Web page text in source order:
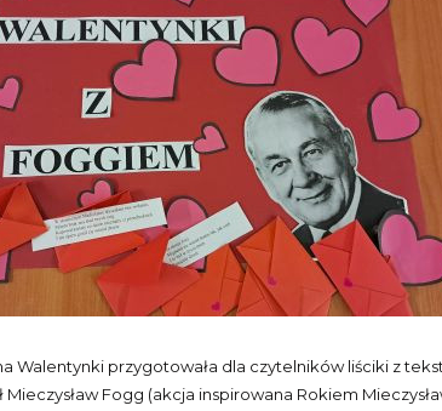
Walentynki przygotowała dla czytelników liściki z
Mieczysław Fogg (akcja inspirowana Rokiem